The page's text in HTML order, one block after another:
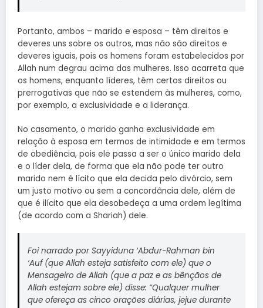
Portanto, ambos – marido e esposa – têm direitos e
deveres uns sobre os outros, mas não são direitos e
deveres iguais, pois os homens foram estabelecidos por
Allah num degrau acima das mulheres. Isso acarreta que
os homens, enquanto líderes, têm certos direitos ou
prerrogativas que não se estendem às mulheres, como,
por exemplo, a exclusividade e a liderança.
No casamento, o marido ganha exclusividade em
relação à esposa em termos de intimidade e em termos
de obediência, pois ele passa a ser o único marido dela
e o líder dela, de forma que ela não pode ter outro
marido nem é lícito que ela decida pelo divórcio, sem
um justo motivo ou sem a concordância dele, além de
que é ilícito que ela desobedeça a uma ordem legítima
(de acordo com a Shariah) dele.
Foi narrado por Sayyiduna ‘Abdur-Rahman bin
‘Auf (que Allah esteja satisfeito com ele) que o
Mensageiro de Allah (que a paz e as bênçãos de
Allah estejam sobre ele) disse: “Qualquer mulher
que ofereça as cinco orações diárias, jejue durante